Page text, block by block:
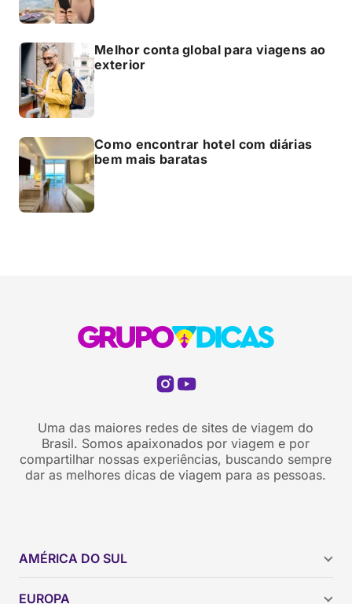
Melhor conta global para viagens ao
exterior
Como encontrar hotel com diárias
bem mais baratas
Uma das maiores redes de sites de viagem do
Brasil. Somos apaixonados por viagem e por
compartilhar nossas experiências, buscando sempre
dar as melhores dicas de viagem para as pessoas.
AMÉRICA DO SUL
EUROPA